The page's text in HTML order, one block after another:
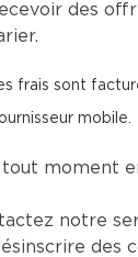
des
frais sont
mobile.
moment
notre